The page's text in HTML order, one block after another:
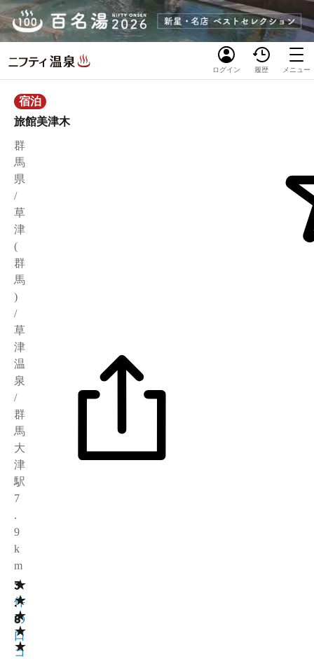
ログイン 履歴 メニュー
宿泊
旅館美津木
群
馬
県
/
草
津
(
群
馬
)
/
草
津
温
泉
/
群
馬
大
津
駅
7
.
9
k
m
★
★
★
★
★
3
.
8
5
件
の
口
コ